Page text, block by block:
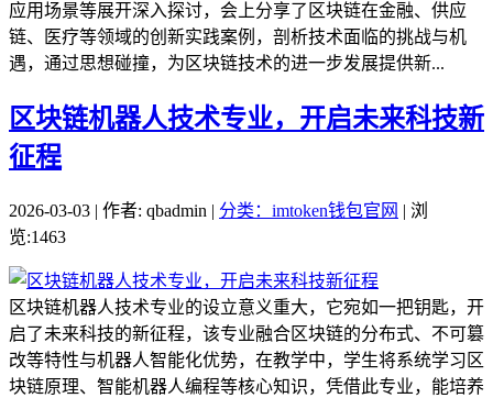
应用场景等展开深入探讨，会上分享了区块链在金融、供应
链、医疗等领域的创新实践案例，剖析技术面临的挑战与机
遇，通过思想碰撞，为区块链技术的进一步发展提供新...
区块链机器人技术专业，开启未来科技新
征程
2026-03-03 | 作者: qbadmin | 分类：imtoken钱包官网 | 浏
览:1463
区块链机器人技术专业的设立意义重大，它宛如一把钥匙，开
启了未来科技的新征程，该专业融合区块链的分布式、不可篡
改等特性与机器人智能化优势，在教学中，学生将系统学习区
块链原理、智能机器人编程等核心知识，凭借此专业，能培养